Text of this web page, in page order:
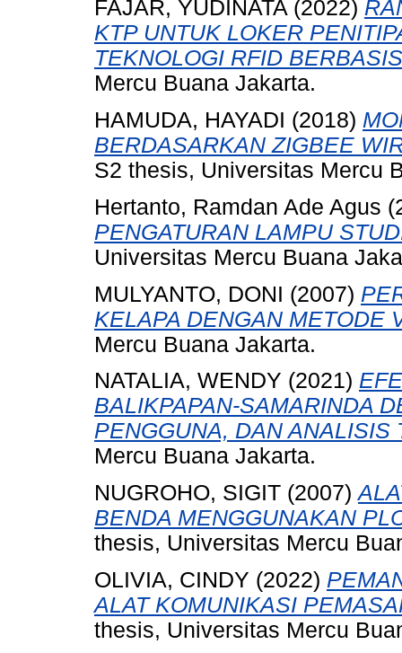
FAJAR, YUDINATA (2022)
KTP UNTUK LOKER
TEKNOLOGI RFID
Mercu Buana Jakarta.
HAMUDA, HAYADI (2018)
BERDASARKAN ZIGBEE
S2 thesis, Universitas Mercu
Hertanto, Ramdan Ade Agus
PENGATURAN LAMPU
Universitas Mercu Buana
MULYANTO, DONI (2007)
KELAPA DENGAN METODE
Mercu Buana Jakarta.
NATALIA, WENDY (2021)
BALIKPAPAN-SAMARINDA
PENGGUNA, DAN ANALISIS
Mercu Buana Jakarta.
NUGROHO, SIGIT (2007)
BENDA MENGGUNAKAN
thesis, Universitas Mercu
OLIVIA, CINDY (2022)
ALAT KOMUNIKASI
thesis, Universitas Mercu